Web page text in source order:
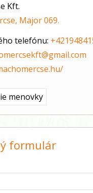
Kft.
Major 069.
telefónu:
menovky
formulár